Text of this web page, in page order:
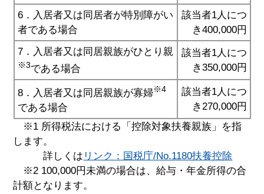
6．入居者又は同居者が特別障がい
者である場合
該当者1人につ
き400,000円
7．入居者又は同居親族がひとり親
※3である場合
該当者1人につ
き350,000円
8．入居者又は同居親族が寡婦※4
である場合
該当者1人につ
き270,000円
※1 所得税法における「控除対象扶養親族」を指
します。
詳しくは リンク：国税庁/No.1180扶養控除
※2 100,000円未満の場合は、給与・年金所得の合
計額となります。